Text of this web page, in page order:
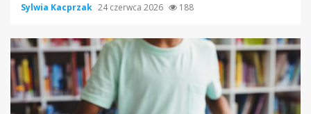
Sylwia Kacprzak 24 czerwca 2026 188